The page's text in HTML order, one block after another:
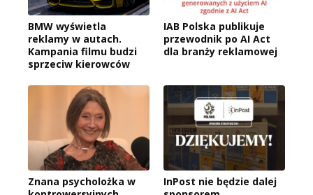
BMW wyświetla
reklamy w autach.
Kampania filmu budzi
sprzeciw kierowców
IAB Polska publikuje
przewodnik po AI Act
dla branży reklamowej
Znana psycholożka w
InPost nie będzie dalej